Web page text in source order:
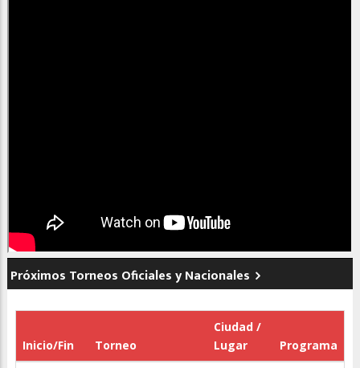
Próximos Torneos Oficiales y Nacionales
Inicio/Fin Torneo
Ciudad /
Lugar
Programa